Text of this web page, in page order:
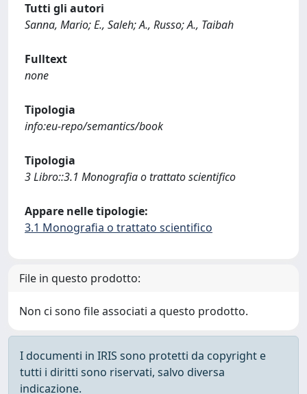
Tutti gli autori
Sanna, Mario; E., Saleh; A., Russo; A., Taibah
Fulltext
none
Tipologia
info:eu-repo/semantics/book
Tipologia
3 Libro::3.1 Monografia o trattato scientifico
Appare nelle tipologie:
3.1 Monografia o trattato scientifico
File in questo prodotto:
Non ci sono file associati a questo prodotto.
I documenti in IRIS sono protetti da copyright e
tutti i diritti sono riservati, salvo diversa
indicazione.